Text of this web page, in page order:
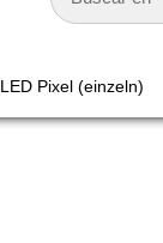
LED Pixel (einzeln)